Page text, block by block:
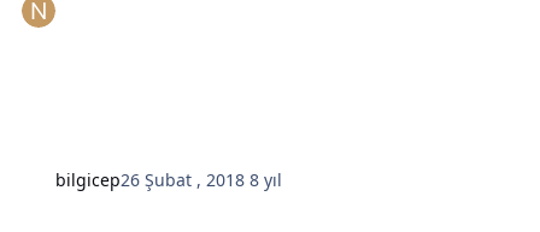
bilgicep26 Şubat , 20188 yıl